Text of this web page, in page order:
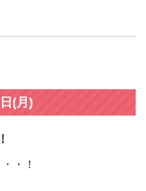
(月)
・！